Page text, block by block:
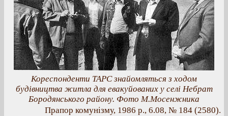
Кореспонденти ТАРС знайомляться з ходом
будівництва житла для евакуйованих у селі Небрат
Бородянського району. Фото М.Мосенжника
Прапор комунізму, 1986 р., 6.08, № 184 (2580).